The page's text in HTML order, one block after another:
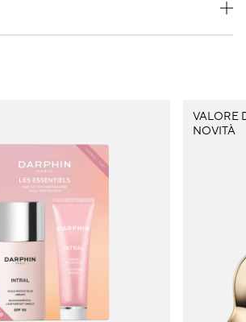
VALORE
NOVITÀ